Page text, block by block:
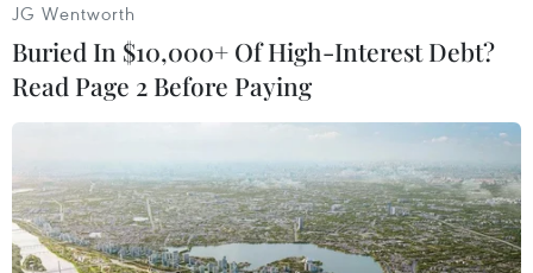
Mỹ trao đổi với Nhật Bản, Hà Lan về siết
JG Wentworth
Buried In $10,000+ Of High-Interest Debt?
Read Page 2 Before Paying